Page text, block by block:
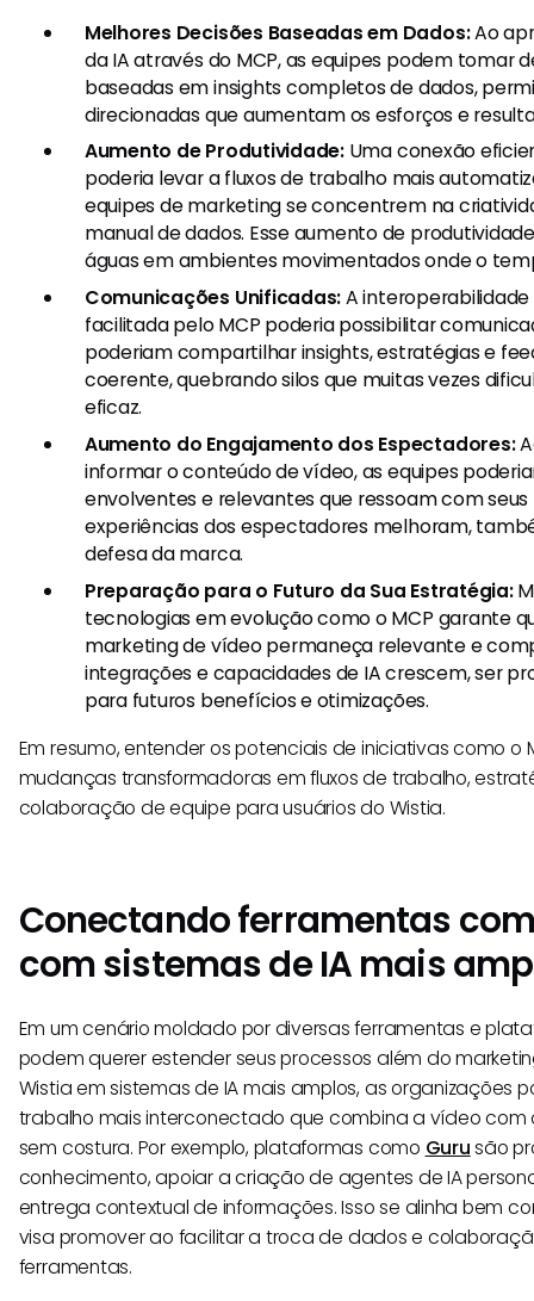
Melhores Decisões Baseadas em Dados:Ao
da IA através do MCP, as equipes podem tomar
baseadas em insights completos de dados,
direcionadas que aumentam os esforços e
Aumento de Produtividade:Uma conexão
poderia levar a fluxos de trabalho mais
equipes de marketing se concentrem na
manual de dados. Esse aumento de
águas em ambientes movimentados onde o
Comunicações Unificadas:A
facilitada pelo MCP poderia possibilitar
poderiam compartilhar insights, estratégias e
coerente, quebrando silos que muitas vezes
eficaz.
Aumento do Engajamento dos Espectadores:
informar o conteúdo de vídeo, as equipes
envolventes e relevantes que ressoam com seus
experiências dos espectadores melhoram,
defesa da marca.
Preparação para o Futuro da Sua Estratégia:
tecnologias em evolução como o MCP garante
marketing de vídeo permaneça relevante e
integrações e capacidades de IA crescem, ser
para futuros benefícios e otimizações.
Em resumo, entender os potenciais de iniciativas como o
mudanças transformadoras em fluxos de trabalho,
colaboração de equipe para usuários do Wistia.
Conectando ferramentas
com sistemas de IA mais
Em um cenário moldado por diversas ferramentas e
podem querer estender seus processos além do
Wistia em sistemas de IA mais amplos, as organizações
trabalho mais interconectado que combina a vídeo com
sem costura. Por exemplo, plataformas como Gurusão
conhecimento, apoiar a criação de agentes de IA
entrega contextual de informações. Isso se alinha bem
visa promover ao facilitar a troca de dados e
ferramentas.